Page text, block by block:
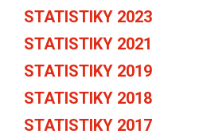
STATISTIKY 2023
STATISTIKY 2021
STATISTIKY 2019
STATISTIKY 2018
STATISTIKY 2017